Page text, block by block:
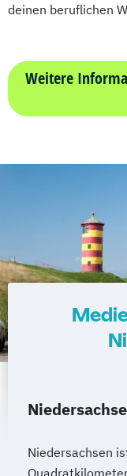
deinen beruflichen
Weitere
Niedersachsen